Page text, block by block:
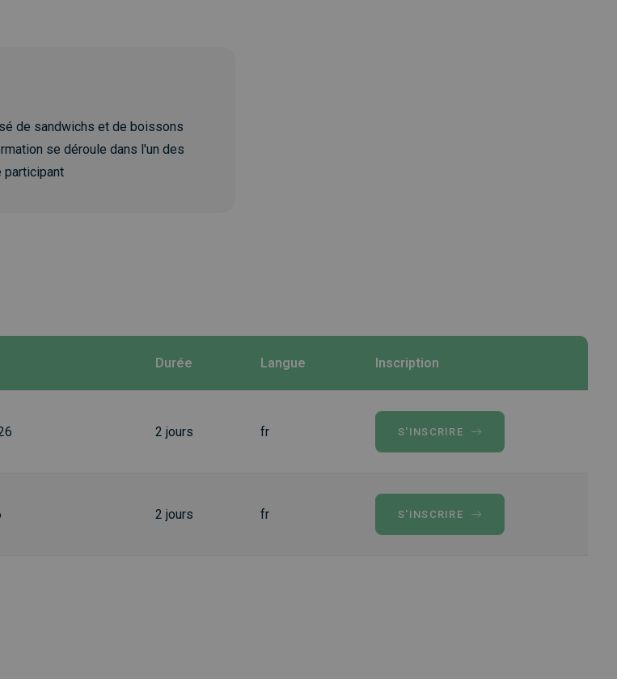
de sandwichs et de boissons
se déroule dans l'un des
participant
Durée Langue Inscription
2 jours fr S'INSCRIRE
2 jours fr S'INSCRIRE